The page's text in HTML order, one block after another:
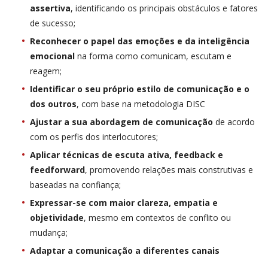
assertiva, identificando os principais obstáculos e fatores
de sucesso;
Reconhecer o papel das emoções e da inteligência
emocional na forma como comunicam, escutam e
reagem;
Identificar o seu próprio estilo de comunicação e o
dos outros, com base na metodologia DISC
Ajustar a sua abordagem de comunicação de acordo
com os perfis dos interlocutores;
Aplicar técnicas de escuta ativa, feedback e
feedforward, promovendo relações mais construtivas e
baseadas na confiança;
Expressar-se com maior clareza, empatia e
objetividade, mesmo em contextos de conflito ou
mudança;
Adaptar a comunicação a diferentes canais